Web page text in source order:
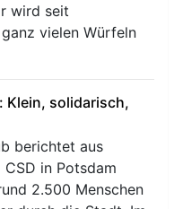
wird seit
vielen Würfeln
Klein, solidarisch,
berichtet aus
CSD in Potsdam
2.500 Menschen